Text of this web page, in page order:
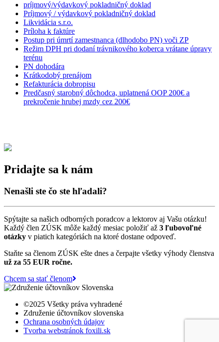
príjmový/výdavkový pokladničný doklad
Príjmový / výdavkový pokladničný doklad
Likvidácia s.r.o.
Príloha k faktúre
Postup pri úmrtí zamestnanca (dlhodobo PN) voči ZP
Režim DPH pri dodaní trávnikového koberca vrátane úpravy
terénu
PN dohodára
Krátkodobý prenájom
Refakturácia dobropisu
Predčasný starobný dôchodca, uplatnená OOP 200€ a
prekročenie hrubej mzdy cez 200€
Pridajte sa k nám
Nenašli ste čo ste hľadali?
Spýtajte sa našich odborných poradcov a lektorov aj Vašu otázku!
Každý člen ZÚSK môže každý mesiac položiť až 3 ľubovoľné
otázky v piatich kategóriách na ktoré dostane odpoveď.
Staňte sa členom ZÚSK ešte dnes a čerpajte všetky výhody členstva
už za 55 EUR ročne.
Chcem sa stať členom
©2025 Všetky práva vyhradené
Združenie účtovníkov slovenska
Ochrana osobných údajov
Tvorba webstránok foxili.sk